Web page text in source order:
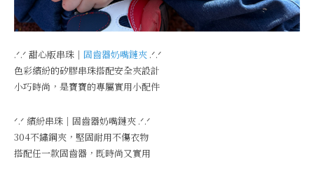
.ᐟ‪‪.ᐟ 甜心版串珠｜ 固齒器奶嘴鏈夾 .ᐟ‪‪.ᐟ
色彩繽紛的矽膠串珠搭配安全夾設計
小巧時尚，是寶寶的專屬實用小配件
ᐟ‪‪.ᐟ 繽紛串珠｜固齒器奶嘴鏈夾 .ᐟ‪‪.ᐟ
304不鏽鋼夾，堅固耐用不傷衣物
搭配任一款固齒器，既時尚又實用